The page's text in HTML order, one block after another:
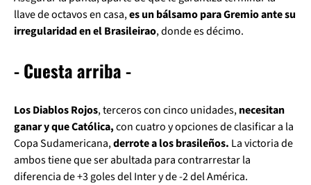
llave de octavos en casa,es un bálsamo para Gremio ante su
irregularidad en el Brasileirao, donde es décimo.
- Cuesta arriba -
Los Diablos Rojos, terceros con cinco unidades,necesitan
ganar y que Católica,con cuatro y opciones de clasificar a la
Copa Sudamericana,derrote a los brasileños. La victoria de
ambos tiene que ser abultada para contrarrestar la
diferencia de +3 goles del Inter y de -2 del América.